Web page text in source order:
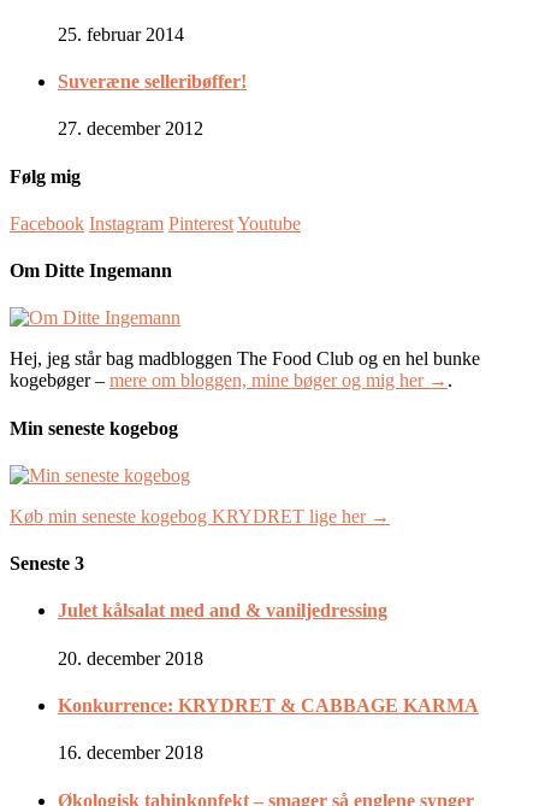
25. februar 2014
Suveræne selleribøffer!
27. december 2012
Følg mig
Facebook Instagram PinterestYoutube
Om Ditte Ingemann
Hej, jeg står bag madbloggen The Food Club og en hel bunke
kogebøger – mere om bloggen, mine bøger og mig her → .
Min seneste kogebog
Køb min seneste kogebog KRYDRET lige her →
Seneste 3
Julet kålsalat med and & vaniljedressing
20. december 2018
Konkurrence: KRYDRET & CABBAGE KARMA
16. december 2018
Økologisk tahinkonfekt – smager så englene synger